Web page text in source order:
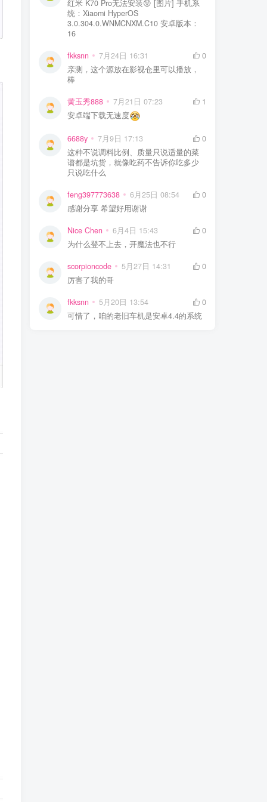
红米 K70 Pro无法安装😝 [图片] 手机系
统：Xiaomi HyperOS
3.0.304.0.WNMCNXM.C10 安卓版本：
16
fkksnn 7月24日 16:31
0
亲测，这个源放在影视仓里可以播放，
棒
黄玉秀888 7月21日 07:23
1
安卓端下载无速度
6688y 7月9日 17:13
0
这种不说调料比例、质量只说适量的菜
谱都是坑货，就像吃药不告诉你吃多少
只说吃什么
feng397773638 6月25日 08:54
0
感谢分享 希望好用谢谢
Nice Chen 6月4日 15:43
0
为什么登不上去，开魔法也不行
scorpioncode 5月27日 14:31
0
厉害了我的哥
fkksnn 5月20日 13:54
0
可惜了，咱的老旧车机是安卓4.4的系统